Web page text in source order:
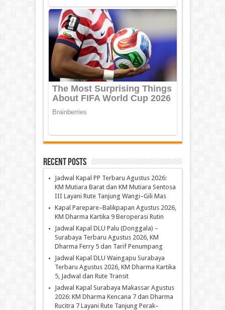
Recent Posts
Jadwal Kapal PP Terbaru Agustus 2026:
KM Mutiara Barat dan KM Mutiara Sentosa
III Layani Rute Tanjung Wangi–Gili Mas
Kapal Parepare–Balikpapan Agustus 2026,
KM Dharma Kartika 9 Beroperasi Rutin
Jadwal Kapal DLU Palu (Donggala) –
Surabaya Terbaru Agustus 2026, KM
Dharma Ferry 5 dan Tarif Penumpang
Jadwal Kapal DLU Waingapu Surabaya
Terbaru Agustus 2026, KM Dharma Kartika
5, Jadwal dan Rute Transit
Jadwal Kapal Surabaya Makassar Agustus
2026: KM Dharma Kencana 7 dan Dharma
Rucitra 7 Layani Rute Tanjung Perak–